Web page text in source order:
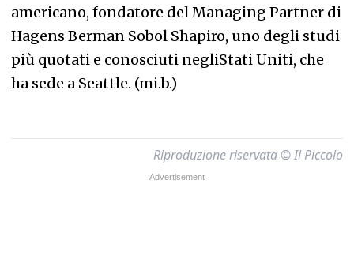
americano, fondatore del Managing Partner di
Hagens Berman Sobol Shapiro, uno degli studi
più quotati e conosciuti negliStati Uniti, che
ha sede a Seattle. (mi.b.)
Riproduzione riservata © Il Piccolo